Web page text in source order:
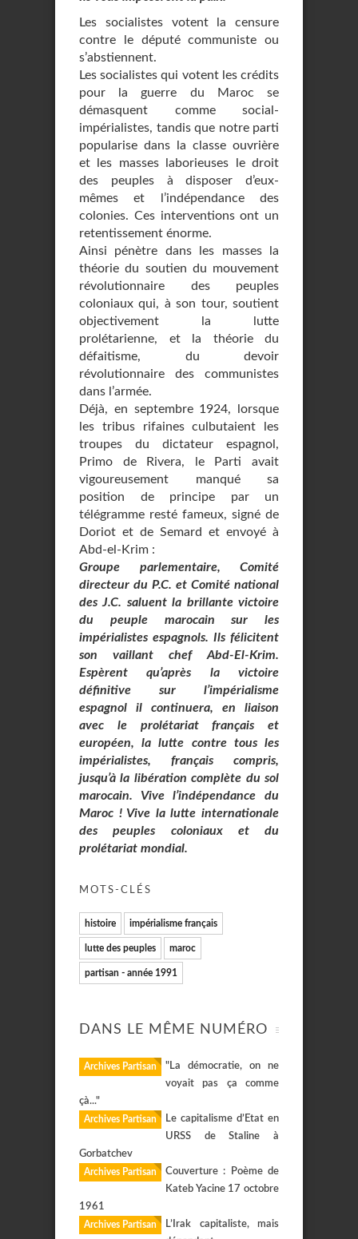
Les socialistes votent la censure
contre le député communiste ou
s’abstiennent.
Les socialistes qui votent les crédits
pour la guerre du Maroc se
démasquent comme social-
impérialistes, tandis que notre parti
popularise dans la classe ouvrière
et les masses laborieuses le droit
des peuples à disposer d’eux-
mêmes et l’indépendance des
colonies. Ces interventions ont un
retentissement énorme.
Ainsi pénètre dans les masses la
théorie du soutien du mouvement
révolutionnaire des peuples
coloniaux qui, à son tour, soutient
objectivement la lutte
prolétarienne, et la théorie du
défaitisme, du devoir
révolutionnaire des communistes
dans l’armée.
Déjà, en septembre 1924, lorsque
les tribus rifaines culbutaient les
troupes du dictateur espagnol,
Primo de Rivera, le Parti avait
vigoureusement manqué sa
position de principe par un
télégramme resté fameux, signé de
Doriot et de Semard et envoyé à
Abd-el-Krim :
Groupe parlementaire, Comité
directeur du P.C. et Comité national
des J.C. saluent la brillante victoire
du peuple marocain sur les
impérialistes espagnols. Ils félicitent
son vaillant chef Abd-El-Krim.
Espèrent qu’après la victoire
définitive sur l’impérialisme
espagnol il continuera, en liaison
avec le prolétariat français et
européen, la lutte contre tous les
impérialistes, français compris,
jusqu’à la libération complète du sol
marocain. Vive l’indépendance du
Maroc ! Vive la lutte internationale
des peuples coloniaux et du
prolétariat mondial.
MOTS-CLÉS
histoire impérialisme français
lutte des peuples maroc
partisan - année 1991
DANS LE MÊME NUMÉRO
Archives Partisan
"La démocratie, on ne
voyait pas ça comme
çà..."
Archives Partisan
Le capitalisme d’Etat en
URSS de Staline à
Gorbatchev
Archives Partisan
Couverture : Poème de
Kateb Yacine 17 octobre
1961
Archives Partisan
L’Irak capitaliste, mais